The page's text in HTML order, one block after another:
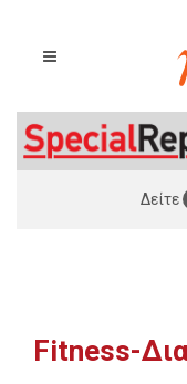
Δείτε
Fitness-